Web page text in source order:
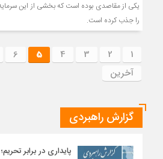
یکی از مقاصدی بوده است که بخشی از این
را جذب کرده است.
1
2
3
4
5
6
آخرین
گزارش راهبردی
پایداری در برابر